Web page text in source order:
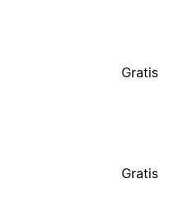
Gratis
Gratis